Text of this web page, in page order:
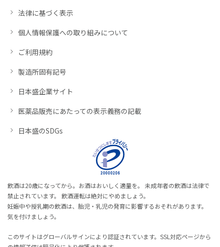
法律に基づく表示
個人情報保護への取り組みについて
ご利用規約
製造所固有記号
日本盛企業サイト
医薬品販売にあたっての表示義務の記載
日本盛のSDGs
飲酒は20歳になってから。お酒はおいしく適量を。 未成年者の飲酒は法律で
禁止されています。 飲酒運転は絶対にやめましょう。
妊娠中や授乳期の飲酒は、胎児・乳児の発育に影響するおそれがあります。
気を付けましょう。
このサイトはグローバルサインにより認証されています。SSL対応ページから